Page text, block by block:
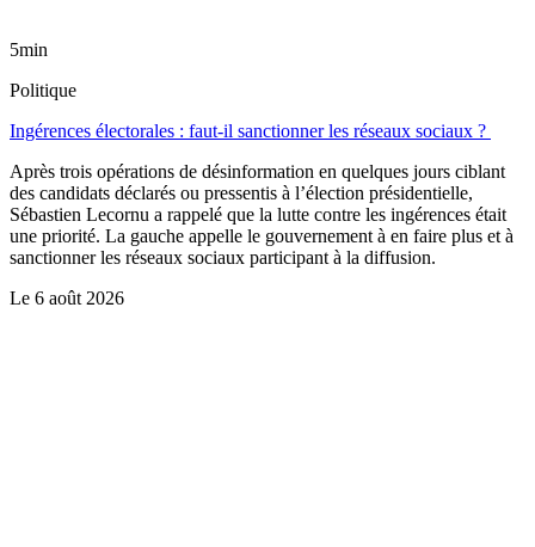
5min
Politique
Ingérences électorales : faut-il sanctionner les réseaux sociaux ?
Après trois opérations de désinformation en quelques jours ciblant
des candidats déclarés ou pressentis à l’élection présidentielle,
Sébastien Lecornu a rappelé que la lutte contre les ingérences était
une priorité. La gauche appelle le gouvernement à en faire plus et à
sanctionner les réseaux sociaux participant à la diffusion.
Le 6 août 2026